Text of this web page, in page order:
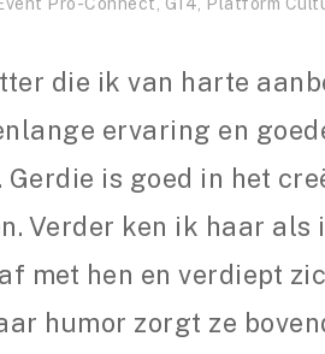
Pro-Connect, G14, Platform
die ik van harte
ervaring en
is goed in het
Verder ken ik haar
met hen en verdiept
humor zorgt ze